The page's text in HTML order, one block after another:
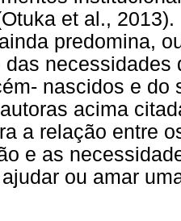
et al.,
predomina,
das
nascidos e do
acima
a relação entre
e as
ou amar